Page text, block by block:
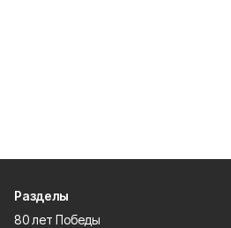
Разделы
80 лет Победы